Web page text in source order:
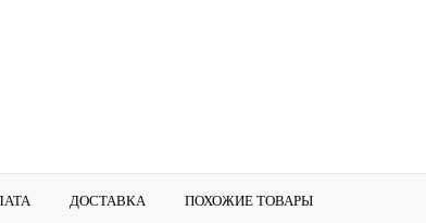
ДОСТАВКА ПОХОЖИЕ ТОВАРЫ